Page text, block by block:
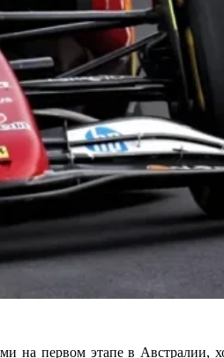
на первом этапе в Австралии,